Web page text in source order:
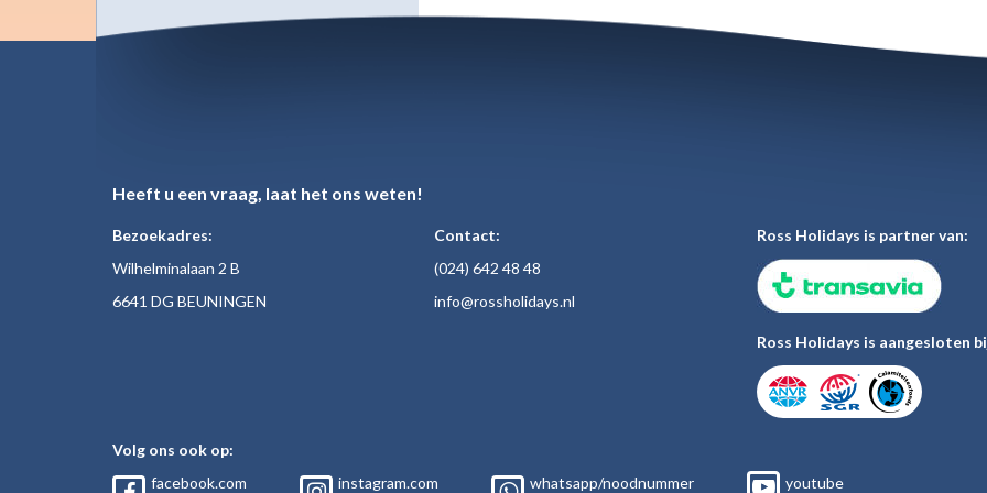
Heeft u een vraag, laat het ons weten!
Bezoekadres:
Wilhelminalaan 2 B
6641 DG BEUNINGEN
Contact:
(024) 642 48 48
info@rossholidays.nl
Ross Holidays is partner van:
Ross Holidays is aangesloten
Volg ons ook op:
facebook.com
instagram.com
whatsapp/noodnummer
youtube